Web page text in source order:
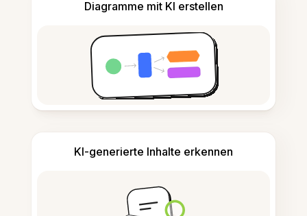
Diagramme mit KI erstellen
KI-generierte Inhalte erkennen